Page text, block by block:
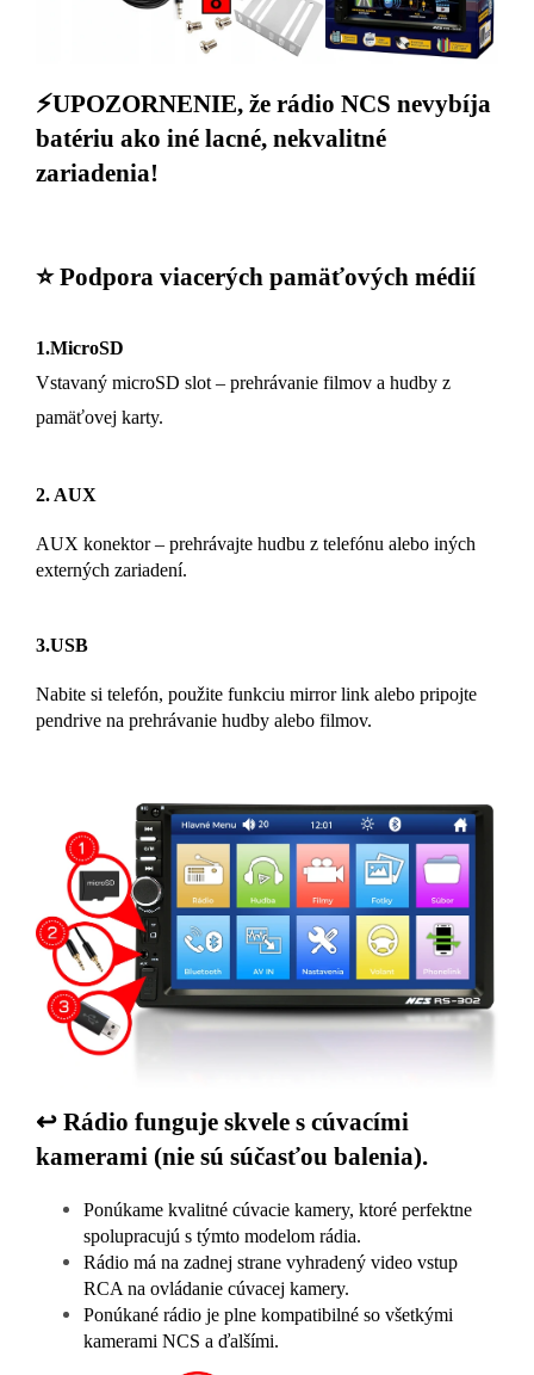
⚡UPOZORNENIE, že rádio NCS nevybíja
batériu ako iné lacné, nekvalitné
zariadenia!
⭐ Podpora viacerých pamäťových médií
1.MicroSD
Vstavaný microSD slot – prehrávanie filmov a hudby z
pamäťovej karty.
2. AUX
AUX konektor – prehrávajte hudbu z telefónu alebo iných
externých zariadení.
3.USB
Nabite si telefón, použite funkciu mirror link alebo pripojte
pendrive na prehrávanie hudby alebo filmov.
↩️ Rádio funguje skvele s cúvacími
kamerami (nie sú súčasťou balenia).
Ponúkame kvalitné cúvacie kamery, ktoré perfektne
spolupracujú s týmto modelom rádia.
Rádio má na zadnej strane vyhradený video vstup
RCA na ovládanie cúvacej kamery.
Ponúkané rádio je plne kompatibilné so všetkými
kamerami NCS a ďalšími.